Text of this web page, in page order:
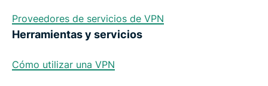
Proveedores de servicios de VPN
Herramientas y servicios
Cómo utilizar una VPN